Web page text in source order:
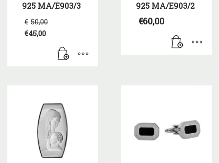
925 ΜΑ/Ε903/3
€ 50,00
€50,00.
€45,00
τρέχουσα
925 ΜΑ/Ε903/2
€60,00